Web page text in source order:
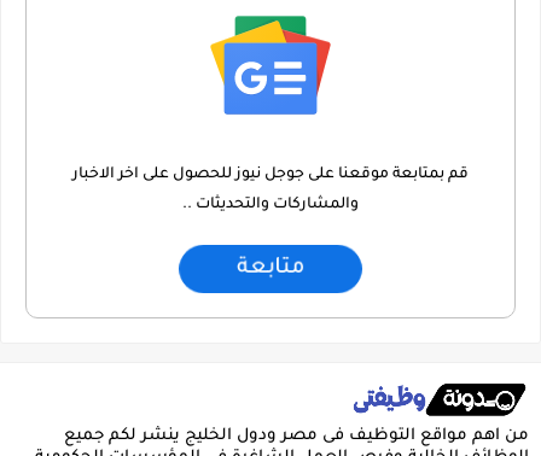
قم بمتابعة موقعنا على جوجل نيوز للحصول على اخر الاخبار
والمشاركات والتحديثات ..
متابعة
من اهم مواقع التوظيف فى مصر ودول الخليج ينشر لكم جميع